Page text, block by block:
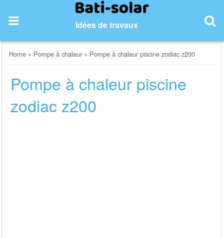
content
Idées de travaux
Home » Pompe à chaleur » Pompe à chaleur piscine zodiac z200
Pompe à chaleur piscine
zodiac z200